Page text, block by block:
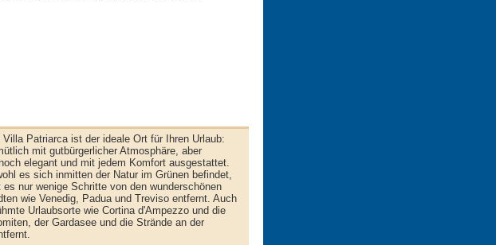
Villa Patriarca ist der ideale Ort für Ihren Urlaub:
mit gutbürgerlicher Atmosphäre, aber
elegant und mit jedem Komfort ausgestattet.
es sich inmitten der Natur im Grünen befindet,
es nur wenige Schritte von den wunderschönen
wie Venedig, Padua und Treviso entfernt. Auch
Urlaubsorte wie Cortina d'Ampezzo und die
der Gardasee und die Strände an der